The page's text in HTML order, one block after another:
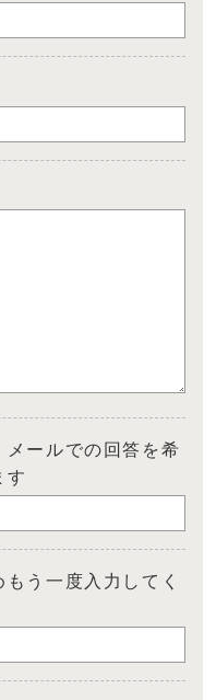
メールでの回答を希
す
う一度入力してく